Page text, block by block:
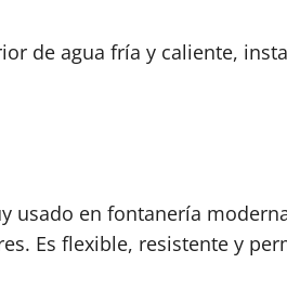
de agua fría y caliente,
usado en fontanería
Es flexible, resistente y